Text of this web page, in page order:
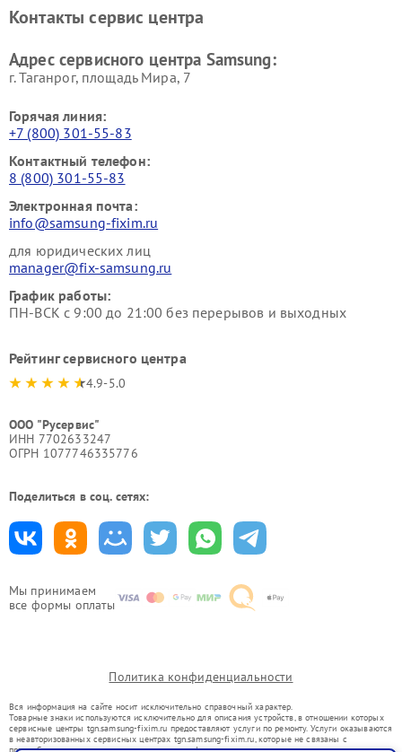
Мы принимаем
все формы оплаты
Контакты сервис центра
Адрес сервисного центра Samsung:
г. Таганрог, площадь Мира, 7
Горячая линия:
+7 (800) 301-55-83
Контактный телефон:
8 (800) 301-55-83
Электронная почта:
info@samsung-fixim.ru
для юридических лиц
manager@fix-samsung.ru
График работы:
ПН-ВСК с 9:00 до 21:00 без перерывов и выходных
Рейтинг сервисного центра
4.9-5.0
ООО "Русервис"
ИНН 7702633247
ОГРН 1077746335776
Поделиться в соц. сетях:
Политика конфиденциальности
Вся информация на сайте носит исключительно справочный характер.
Товарные знаки используются исключительно для описания устройств, в отношении которых
сервисные центры tgn.samsung-fixim.ru предоставляют услуги по ремонту. Услуги оказываются
в неавторизованных сервисных центрах tgn.samsung-fixim.ru, которые не связаны с